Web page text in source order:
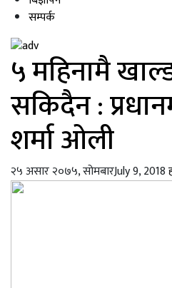
सम्पर्क
५ महिनामै
सकिदैन :
शर्मा ओली
२५ असार २०७५, सोमबारJuly 9, 2018